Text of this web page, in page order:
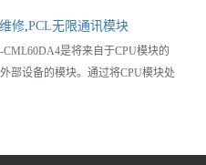
修,PCL无限通讯模块
是将来自于CPU模块的
部设备的模块。通过将CPU模块处
传送至变频器等处理设备中。产品